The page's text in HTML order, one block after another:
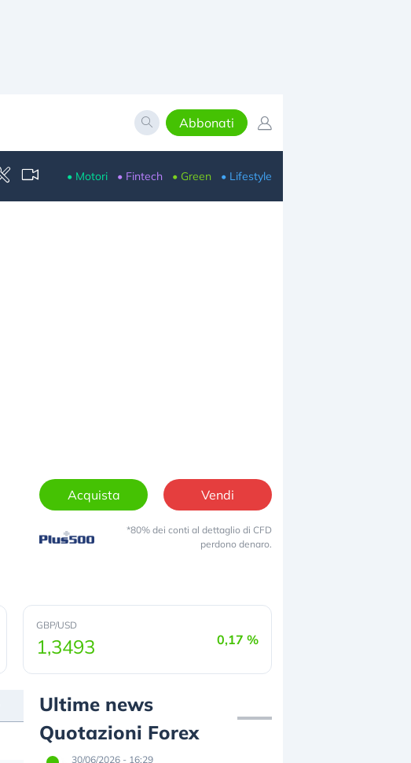
Abbonati
• Motori • Fintech • Green • Lifestyle
Acquista Vendi
*80% dei conti al dettaglio di CFD
perdono denaro.
GBP/USD
1,3493 0,17 %
Ultime news
Quotazioni Forex
30/06/2026 - 16:29